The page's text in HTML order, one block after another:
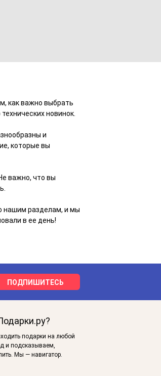
как важно выбрать
новинок.
и
которые вы
важно, что вы
нашим разделам, и мы
в ее день!
ПОДПИШИТЕСЬ
подарки на любой
и подсказываем,
Мы — навигатор.